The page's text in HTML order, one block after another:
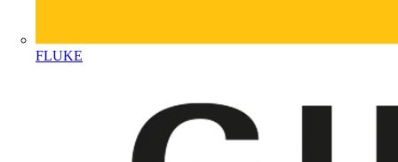
FLUKE